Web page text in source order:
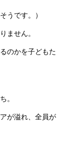
うです。）
ません。
のかを子どもた
。
が溢れ、全員が